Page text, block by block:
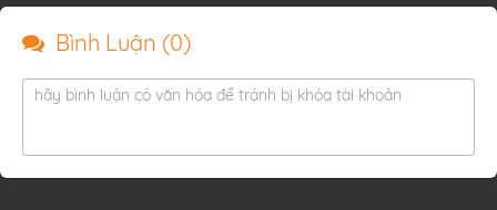
Bình Luận (0)
hãy bình luận có văn hóa để tránh bị khóa tài khoản